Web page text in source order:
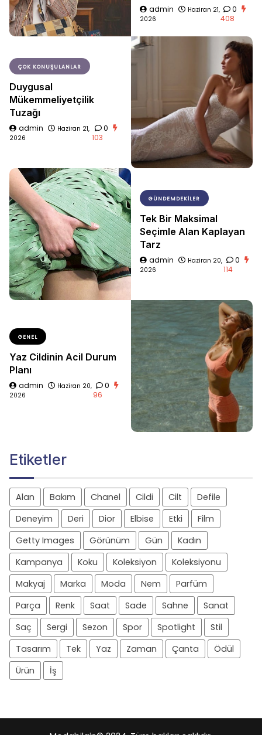
admin
Haziran 21,
2026
0
408
ÇOK KONUŞULANLAR
Duygusal
Mükemmeliyetçilik
Tuzağı
admin
Haziran 21,
2026
0
103
GÜNDEMDEKILER
Tek Bir Maksimal
Seçimle Alan Kaplayan
Tarz
admin
Haziran 20,
2026
0
114
GENEL
Yaz Cildinin Acil Durum
Planı
admin
Haziran 20,
2026
0
96
Etiketler
Alan Bakım Chanel Cildi Cilt
Defile
Deneyim
Deri Dior Elbise Etki
Film
Getty Images
Görünüm Gün
Kadın
Kampanya
Koku Koleksiyon
Koleksiyonu
Makyaj
Marka Moda Nem
Parfüm
Parça
Renk Saat Sade Sahne
Sanat
Saç
Sergi Sezon Spor Spotlight
Stil
Tasarım
Tek Yaz Zaman Çanta
Ödül
Ürün
İş